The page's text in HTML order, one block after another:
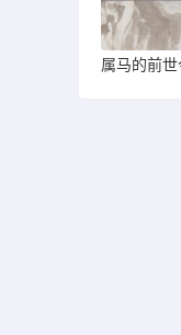
属马的前